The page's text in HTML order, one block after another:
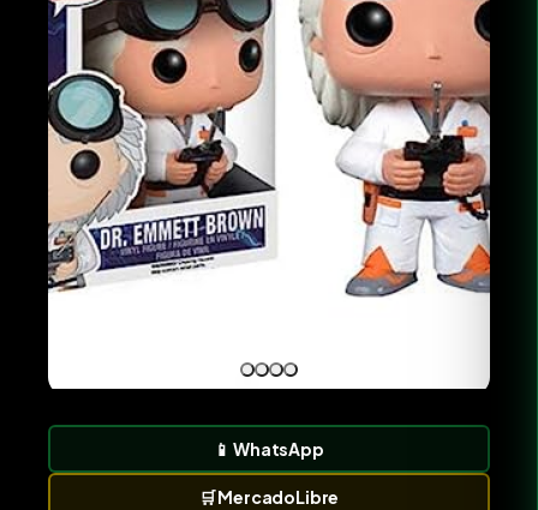
📱WhatsApp
🛒MercadoLibre